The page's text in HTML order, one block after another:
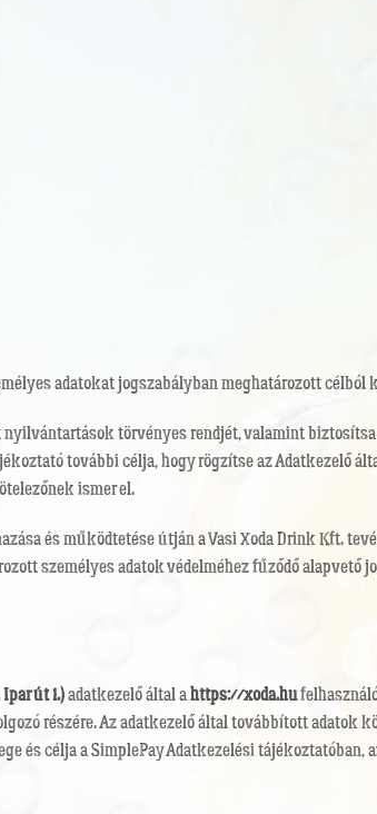
adatokat jogszabályban meghatározott célból
törvényes rendjét, valamint
további célja, hogy rögzítse az Adatkezelő
ismer el.
és működtetése útján a Vasi Xoda Drink Kft.
személyes adatok védelméhez fűződő
út 1.)adatkezelő által ahttps://xoda.hu
részére. Az adatkezelő által továbbított adatok
és célja a SimplePay Adatkezelési